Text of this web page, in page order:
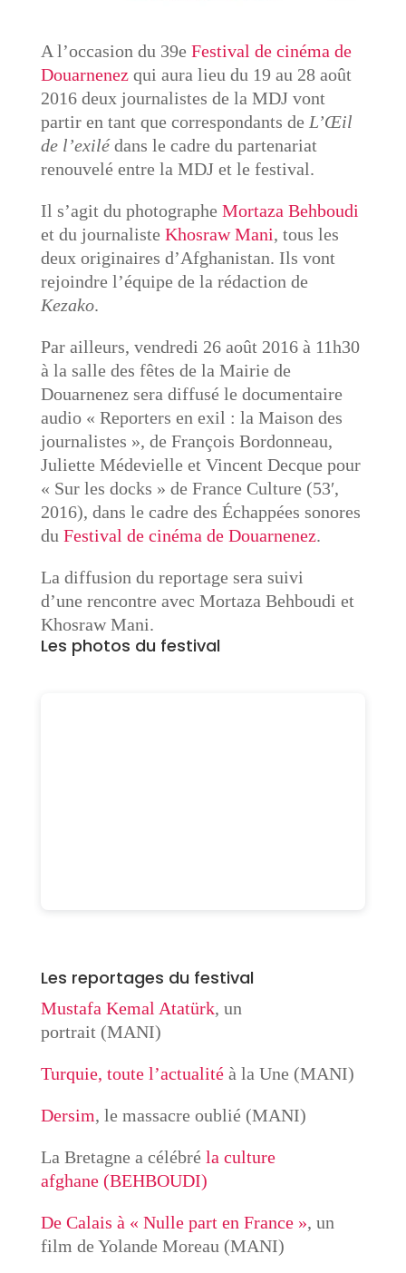
A l’occasion du 39e Festival de cinéma de
Douarnenezqui aura lieu du 19 au 28 août
2016 deux journalistes de la MDJ vont
partir en tant que correspondants de L’Œil
de l’exilédans le cadre du partenariat
renouvelé entre la MDJ et le festival.
Il s’agit du photographe Mortaza Behboudi
et du journaliste Khosraw Mani, tous les
deux originaires d’Afghanistan. Ils vont
rejoindre l’équipe de la rédaction de
Kezako.
Par ailleurs, vendredi 26 août 2016 à 11h30
à la salle des fêtes de la Mairie de
Douarnenez sera diffusé le documentaire
audio « Reporters en exil : la Maison des
journalistes », de François Bordonneau,
Juliette Médevielle et Vincent Decque pour
« Sur les docks » de France Culture (53′,
2016), dans le cadre des Échappées sonores
du Festival de cinéma de Douarnenez.
La diffusion du reportage sera suivi
d’une rencontre avec Mortaza Behboudi et
Khosraw Mani.
Les photos du festival
Les reportages du festival
Mustafa Kemal Atatürk, un
portrait (MANI)
Turquie, toute l’actualitéà la Une (MANI)
Dersim, le massacre oublié (MANI)
La Bretagne a célébré la culture
afghane(BEHBOUDI)
De Calais à « Nulle part en France », un
film de Yolande Moreau (MANI)